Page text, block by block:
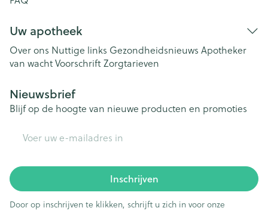
Uw apotheek
Over ons Nuttige links Gezondheidsnieuws Apotheker
van wachtVoorschriftZorgtarieven
Nieuwsbrief
Blijf op de hoogte van nieuwe producten en promoties
Inschrijven
Door op inschrijven te klikken, schrijft u zich in voor onze